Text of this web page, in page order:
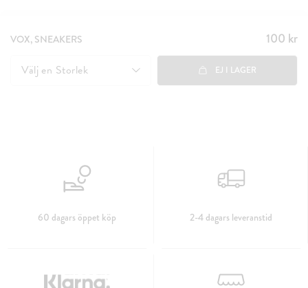
VOX, SNEAKERS Pris:
100 kr
100 kr
Välj en Storlek EJ I LAGER
60 dagars öppet köp 2-4 dagars leveranstid